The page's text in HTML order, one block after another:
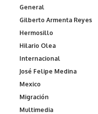
General
Gilberto Armenta Reyes
Hermosillo
Hilario Olea
Internacional
José Felipe Medina
Mexico
Migración
Multimedia